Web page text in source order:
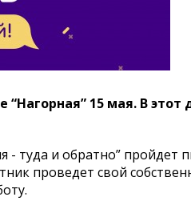
15 мая. В
туда и обратно” пройдет
проведет свой